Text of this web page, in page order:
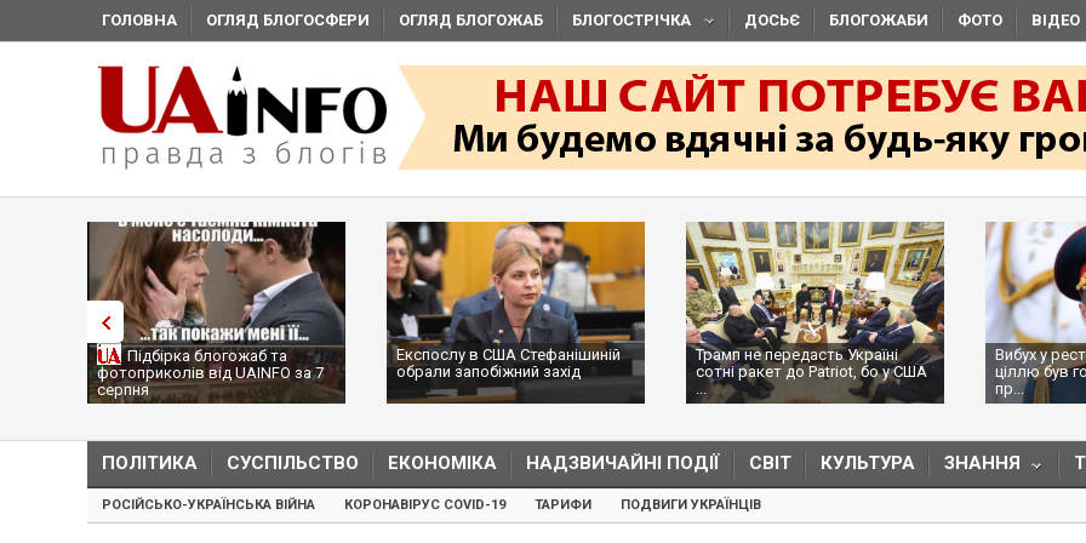
ГОЛОВНА ОГЛЯД БЛОГОСФЕРИ ОГЛЯД БЛОГОЖАБ БЛОГОСТРІЧКА ДОСЬЄ БЛОГОЖАБИ ФОТО ВІДЕО
Підбірка блогожаб та
фотоприколів від UAINFO за 7
серпня
Експослу в США Стефанішиній
обрали запобіжний захід
Трамп не передасть Україні
сотні ракет до Patriot, бо у США
...
Вибух у
ціллю був
пр...
ПОЛІТИКА СУСПІЛЬСТВО ЕКОНОМІКА НАДЗВИЧАЙНІ ПОДІЇ СВІТ КУЛЬТУРА ЗНАННЯ
РОСІЙСЬКО-УКРАЇНСЬКА ВІЙНА КОРОНАВІРУС COVID-19 ТАРИФИ ПОДВИГИ УКРАЇНЦІВ